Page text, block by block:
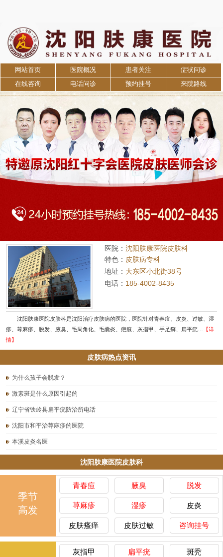
网站首页 医院概况 患者关注 症状问诊
在线咨询 电话问诊 预约挂号 来院路线
医院： 沈阳肤康医院皮肤科
特色： 皮肤病专科
地址： 大东区小北街38号
电话： 185-4002-8435
沈阳肤康医院皮肤科是沈阳治疗皮肤病的医院，医院针对青春痘、皮炎、过敏、湿
疹、荨麻疹、脱发、腋臭、毛周角化、毛囊炎、疤痕、灰指甲、手足癣、扁平疣…
【详
情】
皮肤病热点资讯
为什么孩子会脱发？
激素斑是什么原因引起的
辽宁省铁岭县扁平疣防治所电话
沈阳市和平治荨麻疹的医院
本溪皮炎名医
沈阳肤康医院皮肤科
季节
高发
青春痘 腋臭 脱发
荨麻疹 湿疹 皮炎
皮肤瘙痒 皮肤过敏 咨询挂号
灰指甲 扁平疣 斑秃